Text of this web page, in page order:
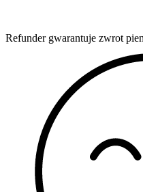
Refunder gwarantuje zwrot